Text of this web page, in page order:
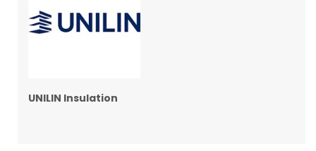
UNILIN Insulation